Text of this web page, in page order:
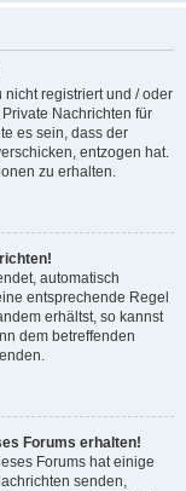
nicht registriert und / oder
Nachrichten für
es sein, dass der
entzogen hat.
zu erhalten.
automatisch
entsprechende Regel
erhältst, so kannst
dem betreffenden
Forums erhalten!
Forums hat einige
senden,